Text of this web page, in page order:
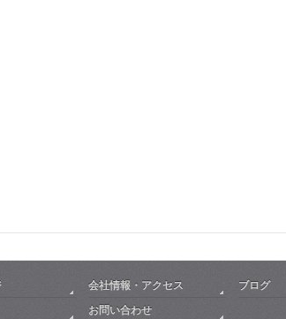
会社情報・アクセス ブログ
お問い合わせ